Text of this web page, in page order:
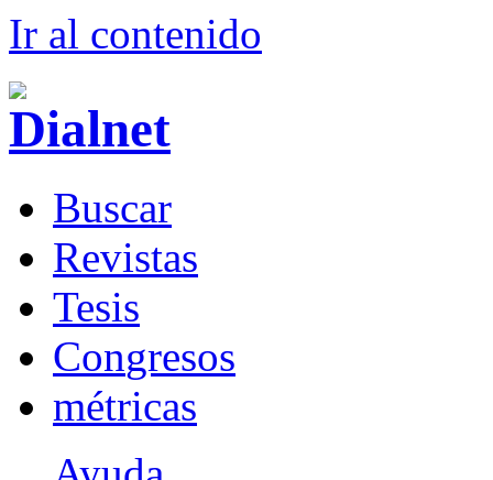
Ir al contenido
Buscar
Revistas
Tesis
Congresos
métricas